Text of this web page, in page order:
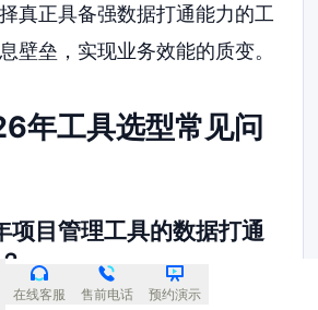
真正具备强数据打通能力的工
壁垒，实现业务效能的质变。
年工具选型常见问
目管理工具的数据打通
在线客服 售前电话 预约演示